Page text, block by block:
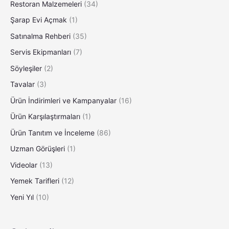
Restoran Malzemeleri (34)
Şarap Evi Açmak (1)
Satınalma Rehberi (35)
Servis Ekipmanları (7)
Söyleşiler (2)
Tavalar (3)
Ürün İndirimleri ve Kampanyalar (16)
Ürün Karşılaştırmaları (1)
Ürün Tanıtım ve İnceleme (86)
Uzman Görüşleri (1)
Videolar (13)
Yemek Tarifleri (12)
Yeni Yıl (10)